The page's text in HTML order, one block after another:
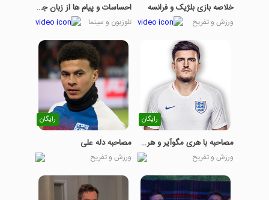
خلاصه بازی بلژیک و فرانسه
ورزش و تفریح
احساسات و پیام ها از زبان جیمی کیمل
تلوزیون و سینما
رایگان
مصاحبه با هری مگوآیر و هری کین
ورزش و تفریح
رایگان
مصاحبه دله علی
ورزش و تفریح